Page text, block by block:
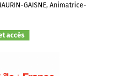
GAISNE, Animatrice-
accès